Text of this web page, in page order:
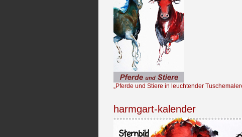
„Pferde und Stiere in leuchtender
harmgart-kalender